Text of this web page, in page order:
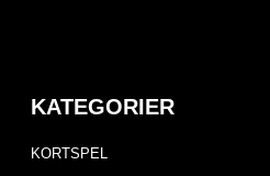
KATEGORIER
KORTSPEL